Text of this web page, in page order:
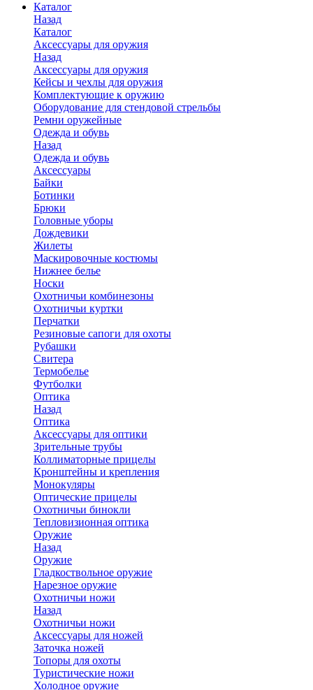
Каталог
Назад
Каталог
Аксессуары для оружия
Назад
Аксессуары для оружия
Кейсы и чехлы для оружия
Комплектующие к оружию
Оборудование для стендовой стрельбы
Ремни оружейные
Одежда и обувь
Назад
Одежда и обувь
Аксессуары
Байки
Ботинки
Брюки
Головные уборы
Дождевики
Жилеты
Маскировочные костюмы
Нижнее белье
Носки
Охотничьи комбинезоны
Охотничьи куртки
Перчатки
Резиновые сапоги для охоты
Рубашки
Свитера
Термобелье
Футболки
Оптика
Назад
Оптика
Аксессуары для оптики
Зрительные трубы
Коллиматорные прицелы
Кронштейны и крепления
Монокуляры
Оптические прицелы
Охотничьи бинокли
Тепловизионная оптика
Оружие
Назад
Оружие
Гладкоствольное оружие
Нарезное оружие
Охотничьи ножи
Назад
Охотничьи ножи
Аксессуары для ножей
Заточка ножей
Топоры для охоты
Туристические ножи
Холодное оружие